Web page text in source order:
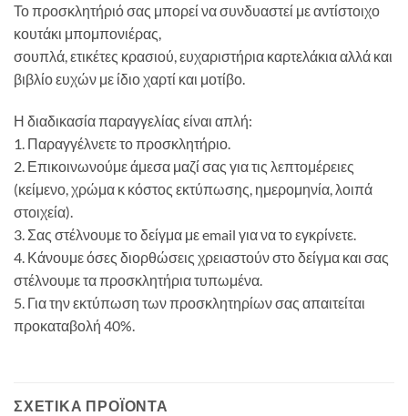
Το προσκλητήριό σας μπορεί να συνδυαστεί με αντίστοιχο
κουτάκι μπομπονιέρας,
σουπλά, ετικέτες κρασιού, ευχαριστήρια καρτελάκια αλλά και
βιβλίο ευχών με ίδιο χαρτί και μοτίβο.
Η διαδικασία παραγγελίας είναι απλή:
1. Παραγγέλνετε το προσκλητήριο.
2. Επικοινωνούμε άμεσα μαζί σας για τις λεπτομέρειες
(κείμενο, χρώμα κ κόστος εκτύπωσης, ημερομηνία, λοιπά
στοιχεία).
3. Σας στέλνουμε το δείγμα με email για να το εγκρίνετε.
4. Κάνουμε όσες διορθώσεις χρειαστούν στο δείγμα και σας
στέλνουμε τα προσκλητήρια τυπωμένα.
5. Για την εκτύπωση των προσκλητηρίων σας απαιτείται
προκαταβολή 40%.
ΣΧΕΤΙΚΆ ΠΡΟΪΌΝΤΑ